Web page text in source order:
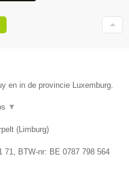
en in de provincie Luxemburg.
▼
(Limburg)
71, BTW-nr: BE 0787 798 564